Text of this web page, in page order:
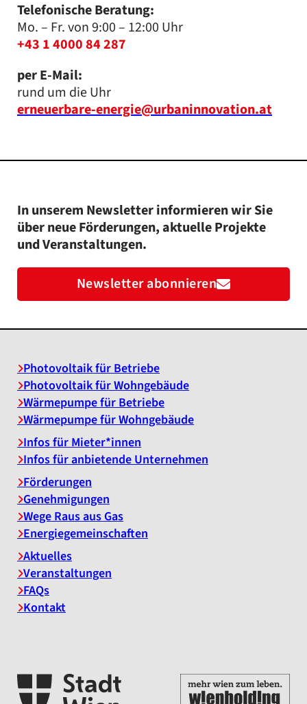
Telefonische Beratung:
Mo. – Fr. von 9:00 – 12:00 Uhr
+43 1 4000 84 287
per E-Mail:
rund um die Uhr
erneuerbare-energie@urbaninnovation.at
In unserem Newsletter informieren wir Sie
über neue Förderungen, aktuelle Projekte
und Veranstaltungen.
Newsletter abonnieren
Photovoltaik für Betriebe
Photovoltaik für Wohngebäude
Wärmepumpe für Betriebe
Wärmepumpe für Wohngebäude
Infos für Mieter*innen
Infos für anbietende Unternehmen
Förderungen
Genehmigungen
Wege Raus aus Gas
Energiegemeinschaften
Aktuelles
Veranstaltungen
FAQs
Kontakt